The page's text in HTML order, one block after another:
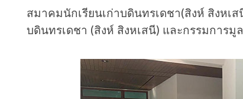
สมาคมนักเรียนเก่าบดินทรเดชา(สิงห์ สิงห
บดินทรเดชา (สิงห์ สิงหเสนี) และกรรมกา